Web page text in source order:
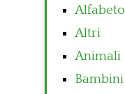
Alfabeto
Altri
Animali
Bambini